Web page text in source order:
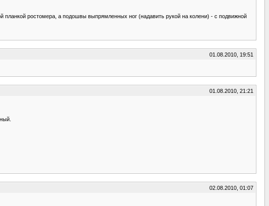
планкой ростомера, а подошвы выпрямленных ног (надавить рукой на колени) - с подвижной
01.08.2010, 19:51
01.08.2010, 21:21
02.08.2010, 01:07